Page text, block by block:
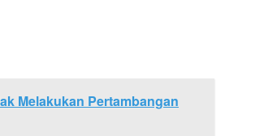
Melakukan Pertambangan